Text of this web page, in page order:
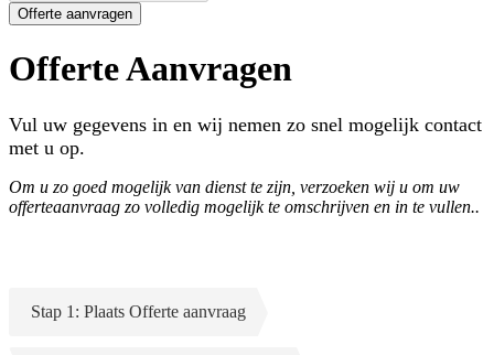
Offerte aanvragen
Offerte Aanvragen
Vul uw gegevens in en wij nemen zo snel mogelijk contact
met u op.
Om u zo goed mogelijk van dienst te zijn, verzoeken wij u om uw
offerteaanvraag zo volledig mogelijk te omschrijven en in te vullen..
Stap 1: Plaats Offerte aanvraag